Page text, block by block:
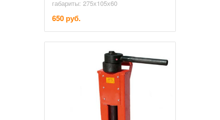
габариты: 275х105х60
650 руб.